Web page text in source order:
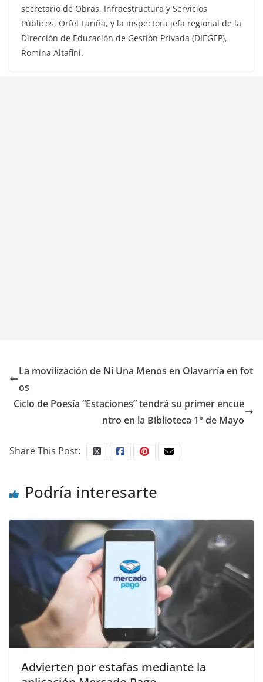
secretario de Obras, Infraestructura y Servicios
Públicos, Orfel Fariña, y la inspectora jefa regional de la
Dirección de Educación de Gestión Privada (DIEGEP),
Romina Altafini.
La movilización de Ni Una Menos en Olavarría en fot
os
Ciclo de Poesía “Estaciones” tendrá su primer encue
ntro en la Biblioteca 1° de Mayo
Share This Post:
Podría interesarte
Advierten por estafas mediante la